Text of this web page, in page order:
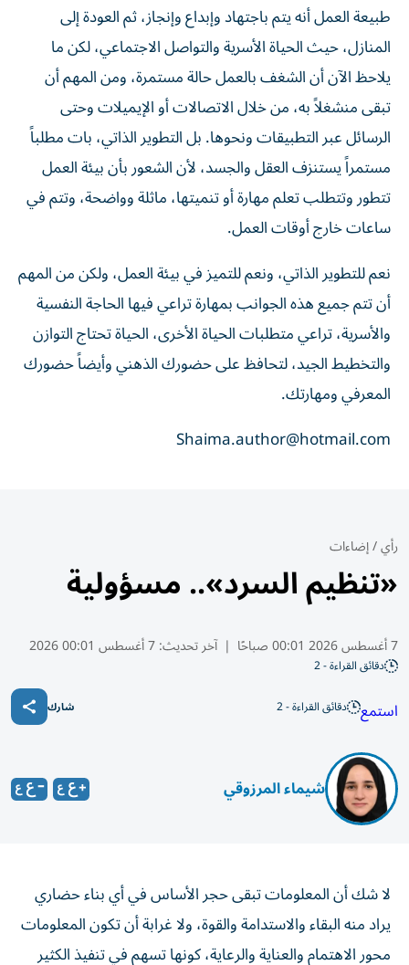
طبيعة العمل أنه يتم باجتهاد وإبداع وإنجاز، ثم العودة إلى
المنازل، حيث الحياة الأسرية والتواصل الاجتماعي، لكن ما
يلاحظ الآن أن الشغف بالعمل حالة مستمرة، ومن المهم أن
تبقى منشغلاً به، من خلال الاتصالات أو الإيميلات وحتى
الرسائل عبر التطبيقات ونحوها. بل التطوير الذاتي، بات مطلباً
مستمراً يستنزف العقل والجسد، لأن الشعور بأن بيئة العمل
تتطور وتتطلب تعلم مهارة أو تنميتها، ماثلة وواضحة، وتتم في
ساعات خارج أوقات العمل.
نعم للتطوير الذاتي، ونعم للتميز في بيئة العمل، ولكن من المهم
أن تتم جميع هذه الجوانب بمهارة تراعي فيها الحاجة النفسية
والأسرية، تراعي متطلبات الحياة الأخرى، الحياة تحتاج التوازن
والتخطيط الجيد، لتحافظ على حضورك الذهني وأيضاً حضورك
المعرفي ومهارتك.
Shaima.author@hotmail.com
رأي/إضاءات
«تنظيم السرد».. مسؤولية
7 أغسطس 2026 00:01 صباحًا | آخر تحديث:7 أغسطس 00:01 2026
دقائق القراءة - 2
استمع دقائق القراءة - 2 شارك
شيماء المرزوقي
لا شك أن المعلومات تبقى حجر الأساس في أي بناء حضاري
يراد منه البقاء والاستدامة والقوة، ولا غرابة أن تكون المعلومات
محور الاهتمام والعناية والرعاية، كونها تسهم في تنفيذ الكثير